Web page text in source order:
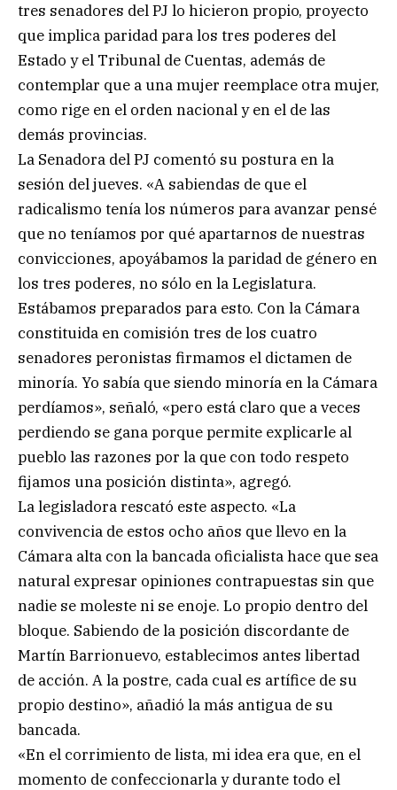
tres senadores del PJ lo hicieron propio, proyecto
que implica paridad para los tres poderes del
Estado y el Tribunal de Cuentas, además de
contemplar que a una mujer reemplace otra mujer,
como rige en el orden nacional y en el de las
demás provincias.
La Senadora del PJ comentó su postura en la
sesión del jueves. «A sabiendas de que el
radicalismo tenía los números para avanzar pensé
que no teníamos por qué apartarnos de nuestras
convicciones, apoyábamos la paridad de género en
los tres poderes, no sólo en la Legislatura.
Estábamos preparados para esto. Con la Cámara
constituida en comisión tres de los cuatro
senadores peronistas firmamos el dictamen de
minoría. Yo sabía que siendo minoría en la Cámara
perdíamos», señaló, «pero está claro que a veces
perdiendo se gana porque permite explicarle al
pueblo las razones por la que con todo respeto
fijamos una posición distinta», agregó.
La legisladora rescató este aspecto. «La
convivencia de estos ocho años que llevo en la
Cámara alta con la bancada oficialista hace que sea
natural expresar opiniones contrapuestas sin que
nadie se moleste ni se enoje. Lo propio dentro del
bloque. Sabiendo de la posición discordante de
Martín Barrionuevo, establecimos antes libertad
de acción. A la postre, cada cual es artífice de su
propio destino», añadió la más antigua de su
bancada.
«En el corrimiento de lista, mi idea era que, en el
momento de confeccionarla y durante todo el